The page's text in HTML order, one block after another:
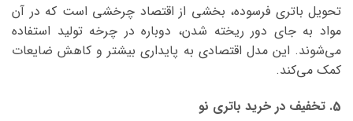
تحویل باتری فرسوده، بخشی از اقتصاد چرخشی است که در آن
مواد به جای دور ریخته شدن، دوباره در چرخه تولید استفاده
می‌شوند. این مدل اقتصادی به پایداری بیشتر و کاهش ضایعات
کمک می‌کند.
5. تخفیف در خرید باتری نو